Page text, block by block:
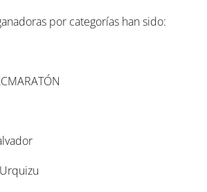
por categorías han sido: